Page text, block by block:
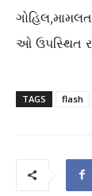
ઓ ઉપસ્થિત
TAGS flash